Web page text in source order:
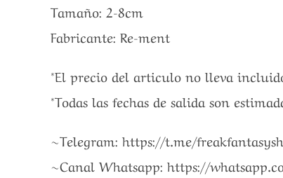
Tamaño: 2-8cm
Fabricante: Re-ment
*El precio del articulo no lleva
*Todas las fechas de salida son
~Telegram: https://t.me/
~Canal Whatsapp: https://